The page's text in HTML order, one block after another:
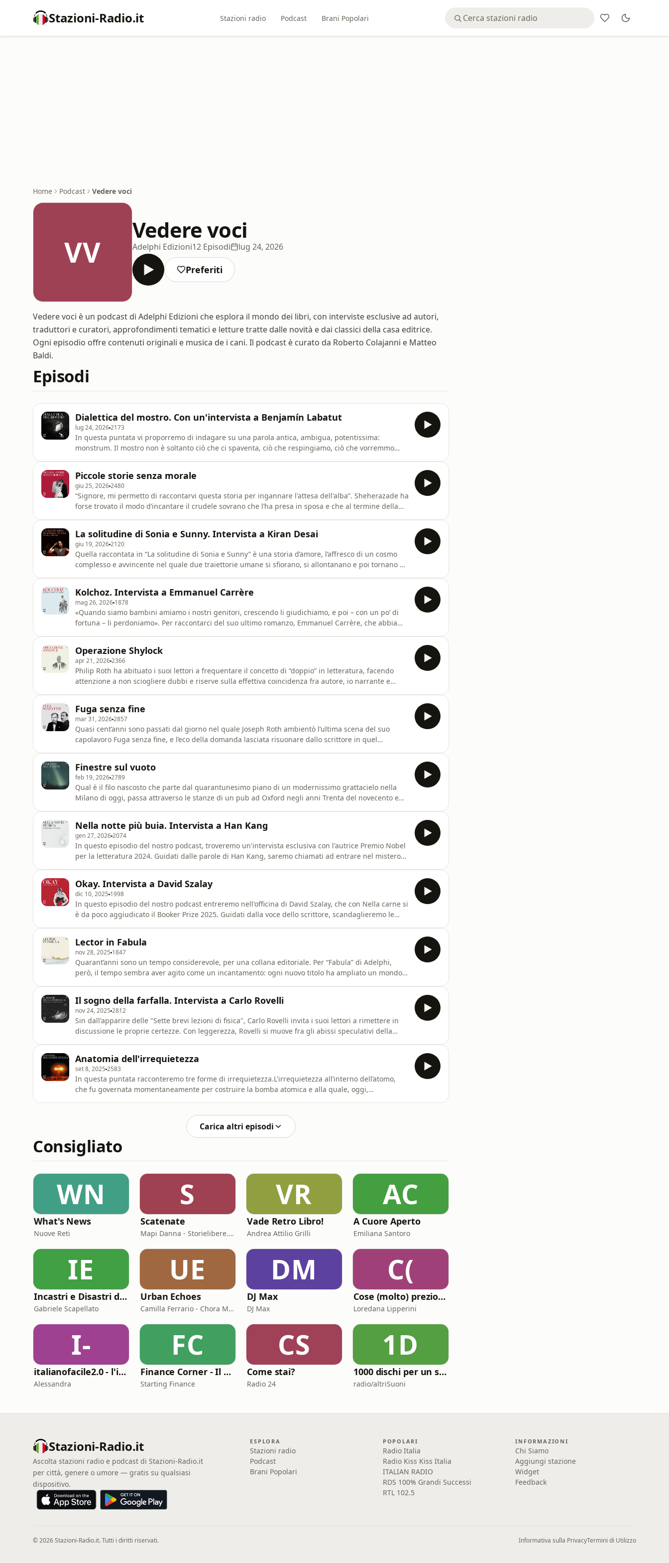
Stazioni-Radio.it Stazioni radio Podcast Brani Popolari
Home Podcast Vedere voci
VV
Vedere voci
Adelphi Edizioni12 Episodi lug 24, 2026
Preferiti
Vedere voci è un podcast di Adelphi Edizioni che esplora il mondo dei libri, con interviste esclusive ad autori,
traduttori e curatori, approfondimenti tematici e letture tratte dalle novità e dai classici della casa editrice.
Ogni episodio offre contenuti originali e musica de i cani. Il podcast è curato da Roberto Colajanni e Matteo
Baldi.
Episodi
Dialettica del mostro. Con un'intervista a Benjamín Labatut
lug 24, 20262173
In questa puntata vi proporremo di indagare su una parola antica, ambigua, potentissima:
monstrum. Il mostro non è soltanto ciò che ci spaventa, ciò che respingiamo, ciò che vorremmo
attraversare il concetto in tre
Piccole storie senza morale
giu 25, 20262480
“Signore, mi permetto di raccontarvi questa storia per ingannare l'attesa dell'alba”. Sheherazade ha
forse trovato il modo d’incantare il crudele sovrano che l’ha presa in sposa e che al termine della
riman
La solitudine di Sonia e Sunny. Intervista a Kiran Desai
giu 19, 20262120
Quella raccontata in “La solitudine di Sonia e Sunny” è una storia d’amore, l’affresco di un cosmo
complesso e avvincente nel quale due traiettorie umane si sfiorano, si allontanano e poi tornano a
di cui d
Kolchoz. Intervista a Emmanuel Carrère
mag 26, 2026 1878
«Quando siamo bambini amiamo i nostri genitori, crescendo li giudichiamo, e poi – con un po’ di
fortuna – li perdoniamo». Per raccontarci del suo ultimo romanzo, Emmanuel Carrère, che abbiamo
“Ko
Operazione Shylock
apr 21, 20262366
Philip Roth ha abituato i suoi lettori a frequentare il concetto di “doppio” in letteratura, facendo
attenzione a non sciogliere dubbi e riserve sulla effettiva coincidenza fra autore, io narrante e
Fuga senza fine
mar 31, 20262857
Quasi cent’anni sono passati dal giorno nel quale Joseph Roth ambientò l’ultima scena del suo
capolavoro Fuga senza fine, e l’eco della domanda lasciata risuonare dallo scrittore in quel
tre libri molt
Finestre sul vuoto
feb 19, 20262789
Qual è il filo nascosto che parte dal quarantunesimo piano di un modernissimo grattacielo nella
Milano di oggi, passa attraverso le stanze di un pub ad Oxford negli anni Trenta del novecento e
puntata de
Nella notte più buia. Intervista a Han Kang
gen 27, 20262074
In questo episodio del nostro podcast, troveremo un'intervista esclusiva con l'autrice Premio Nobel
per la letteratura 2024. Guidati dalle parole di Han Kang, saremo chiamati ad entrare nel mistero
voci.I libri d
Okay. Intervista a David Szalay
dic 10, 2025 1998
In questo episodio del nostro podcast entreremo nell'officina di David Szalay, che con Nella carne si
è da poco aggiudicato il Booker Prize 2025. Guidati dalla voce dello scrittore, scandaglieremo le
Lector in Fabula
nov 28, 2025 1847
Quarant’anni sono un tempo considerevole, per una collana editoriale. Per “Fabula” di Adelphi,
però, il tempo sembra aver agito come un incantamento: ogni nuovo titolo ha ampliato un mondo,
viaggiatore
Il sogno della farfalla. Intervista a Carlo Rovelli
nov 24, 2025 2812
Sin dall'apparire delle "Sette brevi lezioni di fisica", Carlo Rovelli invita i suoi lettori a rimettere in
discussione le proprie certezze. Con leggerezza, Rovelli si muove fra gli abissi speculativi della
Anatomia dell'irrequietezza
set 8, 2025 2583
In questa puntata racconteremo tre forme di irrequietezza.L'irrequietezza all’interno dell’atomo,
che fu governata momentaneamente per costruire la bomba atomica e alla quale, oggi,
Carica altri episodi
Consigliato
WN
What's News
Nuove Reti
S
Scatenate
Mapi Danna - Storielibere.fm
VR
Vade Retro Libro!
Andrea Attilio Grilli
AC
A Cuore Aperto
Emiliana Santoro
IE
Incastri e Disastri di Coppia
Gabriele Scapellato
UE
Urban Echoes
Camilla Ferrario - Chora Media
DM
DJ Max
DJ Max
C(
Cose (molto) preziose
Loredana Lipperini
I-
italianofacile2.0 - l'italiano con le canzoni
Alessandra
FC
Finance Corner - Il podcast di Starting Finance
Starting Finance
CS
Come stai?
Radio 24
1D
1000 dischi per un secolo
radio/altriSuoni
Stazioni-Radio.it
Ascolta stazioni radio e podcast di Stazioni-Radio.it
per città, genere o umore — gratis su qualsiasi
dispositivo.
ESPLORA
Stazioni radio
Podcast
Brani Popolari
POPOLARI
Radio Italia
Radio Kiss Kiss Italia
ITALIAN RADIO
RDS 100% Grandi Successi
RTL 102.5
INFORMAZIONI
Chi Siamo
Aggiungi stazione
Widget
Feedback
© 2026 Stazioni-Radio.it. Tutti i diritti riservati. Informativa sulla PrivacyTermini di Utilizzo